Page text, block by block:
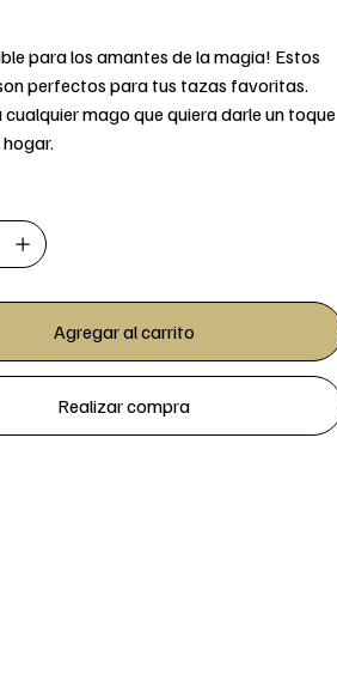
para los amantes de la magia! Estos
perfectos para tus tazas favoritas.
mago que quiera darle un toque
Agregar al carrito
Realizar compra